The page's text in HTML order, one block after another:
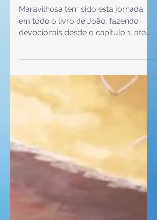
João 18:19-27
Maravilhosa tem sido esta jornada
agora, quando estou quase
terminando mais este evangelho. É
brilhante o quanto o livro de João
mostra diversas cenas por onde
Jesus passou, desde mostrar que
desde o princípio, até abordar a
ressurreição, dizendo ainda que
Jesus fez muito mais, que não foi
escrito neste livro, e que o intuito, o
objetivo do que foi registrado, era
que eu e você